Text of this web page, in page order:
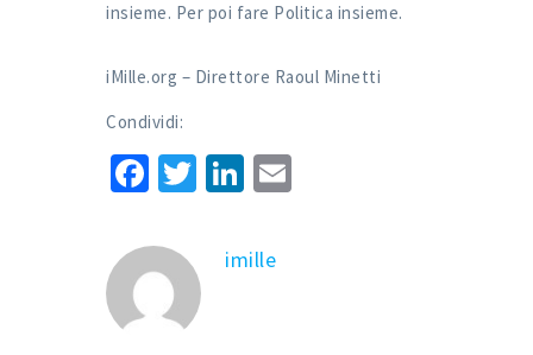
insieme. Per poi fare Politica insieme.
iMille.org – Direttore Raoul Minetti
Condividi:
Facebook
TwitterLinkedIn
imille